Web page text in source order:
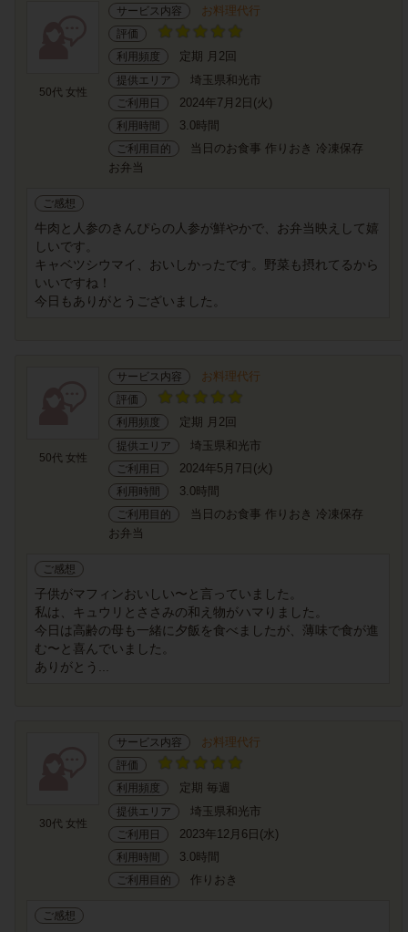
50代 女性
サービス内容 お料理代行
評価
利用頻度
定期 月2回
提供エリア 埼玉県和光市
ご利用日 2024年7月2日(火)
利用時間 3.0時間
ご利用目的
当日のお食事 作りおき 冷凍保存
お弁当
ご感想
牛肉と人参のきんぴらの人参が鮮やかで、お弁当映えして嬉
しいです。
キャベツシウマイ、おいしかったです。野菜も摂れてるから
いいですね！
今日もありがとうございました。
50代 女性
サービス内容 お料理代行
評価
利用頻度
定期 月2回
提供エリア 埼玉県和光市
ご利用日 2024年5月7日(火)
利用時間 3.0時間
ご利用目的
当日のお食事 作りおき 冷凍保存
お弁当
ご感想
子供がマフィンおいしい〜と言っていました。
私は、キュウリとささみの和え物がハマりました。
今日は高齢の母も一緒に夕飯を食べましたが、薄味で食が進
む〜と喜んでいました。
ありがとう...
30代 女性
サービス内容 お料理代行
評価
利用頻度
定期 毎週
提供エリア 埼玉県和光市
ご利用日 2023年12月6日(水)
利用時間 3.0時間
ご利用目的 作りおき
ご感想